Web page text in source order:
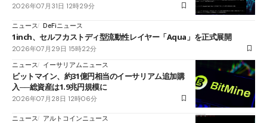
2026年07月31日 12時29分
ニュース DeFiニュース
1inch、セルフカストディ型流動性レイヤー「Aqua」を正式展開
2026年07月29日 15時22分
ニュース
イーサリアムニュース
ビットマイン、約31億円相当のイーサリアム追加購
入──総資産は1.9兆円規模に
2026年07月28日 12時06分
ニュース アルトコインニュース